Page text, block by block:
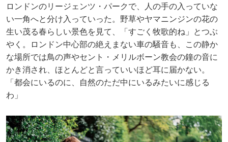
ロンドンのリージェンツ・パークで、人の手の入っていな
い一角へと分け入っていった。野草やヤマニンジンの花の
生い茂る春らしい景色を見て、「すごく牧歌的ね」とつぶ
やく。ロンドン中心部の絶えまない車の騒音も、この静か
な場所では鳥の声やセント・メリルボーン教会の鐘の音に
かき消され、ほとんどと言っていいほど耳に届かない。
「都会にいるのに、自然のただ中にいるみたいに感じる
わ」